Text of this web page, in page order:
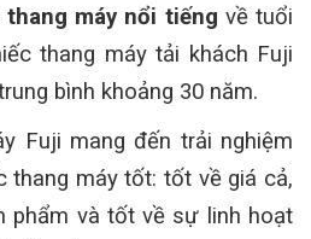
máy nổi tiếng về tuổi
thang máy tải khách Fuji
bình khoảng 30 năm.
Fuji mang đến trải nghiệm
thang máy tốt: tốt về giá cả,
phẩm và tốt về sự linh hoạt